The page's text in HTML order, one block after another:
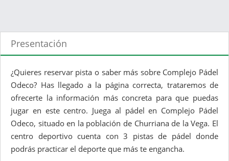
Presentación
¿Quieres reservar pista o saber más sobre Complejo Pádel
Odeco? Has llegado a la página correcta, trataremos de
ofrecerte la información más concreta para que puedas
jugar en este centro. Juega al pádel en Complejo Pádel
Odeco, situado en la población de Churriana de la Vega. El
centro deportivo cuenta con 3 pistas de pádel donde
podrás practicar el deporte que más te engancha.